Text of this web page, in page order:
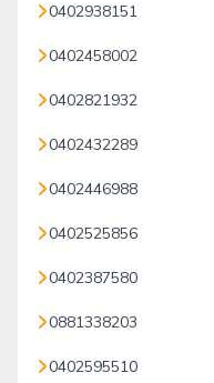
0402938151
0402458002
0402821932
0402432289
0402446988
0402525856
0402387580
0881338203
0402595510